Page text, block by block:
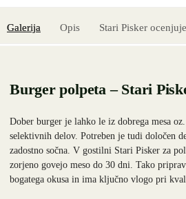
Galerija Opis Stari Pisker ocenjuje
Burger polpeta – Stari
Dober burger je lahko le iz dobrega mesa
selektivnih delov. Potreben je tudi določen
zadostno sočna. V gostilni Stari Pisker za
zorjeno govejo meso do 30 dni. Tako
bogatega okusa in ima ključno vlogo pri